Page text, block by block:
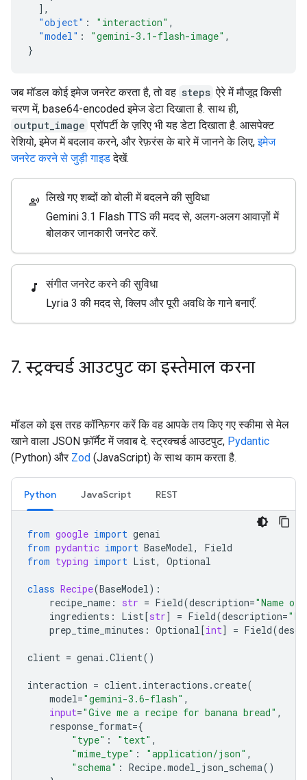
],
"object" : "interaction" ,
"model" : "gemini-3.1-flash-image" ,
}
जब मॉडल कोई इमेज जनरेट करता है, तो वह steps ऐरे में मौजूद किसी
चरण में, base64-encoded इमेज डेटा दिखाता है. साथ ही,
output_image प्रॉपर्टी के ज़रिए भी यह डेटा दिखाता है. आसपेक्ट
रेशियो, इमेज में बदलाव करने, और रेफ़रंस के बारे में जानने के लिए,इमेज
जनरेट करने से जुड़ी गाइडदेखें.
record_voice_over लिखे गए शब्दों को बोली में बदलने की सुविधा
Gemini 3.1 Flash TTS की मदद से, अलग-अलग आवाज़ों में
बोलकर जानकारी जनरेट करें.
music_note
संगीत जनरेट करने की सुविधा
Lyria 3 की मदद से, क्लिप और पूरी अवधि के गाने बनाएँ.
7. स्ट्रक्चर्ड आउटपुट का इस्तेमाल करना
मॉडल को इस तरह कॉन्फ़िगर करें कि वह आपके तय किए गए स्कीमा से मेल
खाने वाला JSON फ़ॉर्मैट में जवाब दे. स्ट्रक्चर्ड आउटपुट, Pydantic
(Python) और Zod (JavaScript) के साथ काम करता है.
Python JavaScript REST
from google import genai
from pydantic import BaseModel,
Field
from typing import List, Optional
class Recipe(BaseModel):
recipe_name : str = Field(description="Name
ingredients : List[str] = Field(description=
prep_time_minutes : Optional[int] = Field(
client = genai .Client()
interaction = client. interactions .create(
model="gemini-3.6-flash" ,
input="Give me a recipe for banana bread" ,
response_format={
"type" : "text" ,
"mime_type" : "application/json" ,
"schema" : Recipe.model_json_schema()